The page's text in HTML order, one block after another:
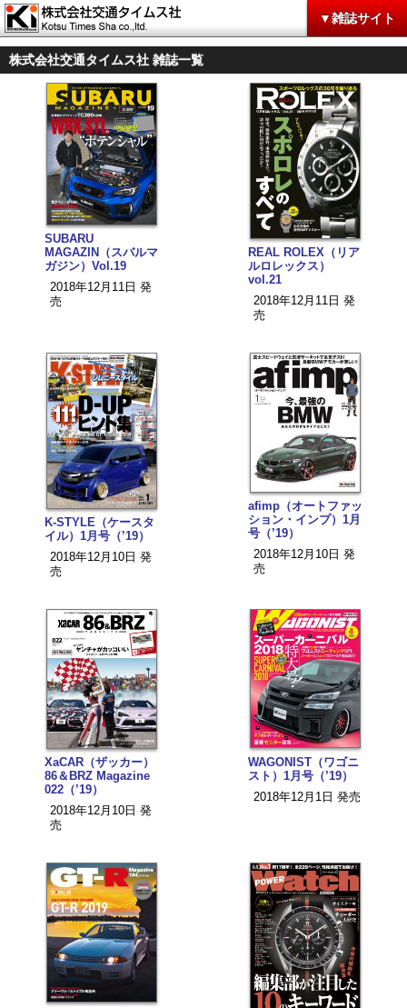
▼雑誌サイト
株式会社交通タイムス社 雑誌一覧
SUBARU
MAGAZIN（スバルマ
ガジン）Vol.19
2018年12月11日 発
売
REAL ROLEX（リア
ルロレックス）
vol.21
2018年12月11日 発
売
K-STYLE（ケースタ
イル）1月号（’19）
2018年12月10日 発
売
afimp（オートファッ
ション・インプ）1月
号（’19）
2018年12月10日 発
売
XaCAR（ザッカー）
86＆BRZ Magazine
022（’19）
2018年12月10日 発
売
WAGONIST（ワゴニ
スト）1月号（’19）
2018年12月1日 発売